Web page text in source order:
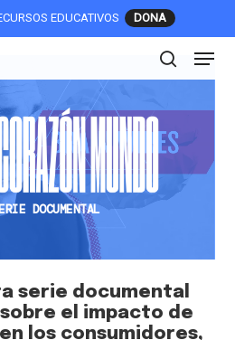
EDUCATIVOS
search
Menu
DOCUMENTAL
serie documental
el impacto de
los consumidores,